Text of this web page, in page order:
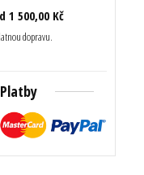
500,00 Kč
dopravu.